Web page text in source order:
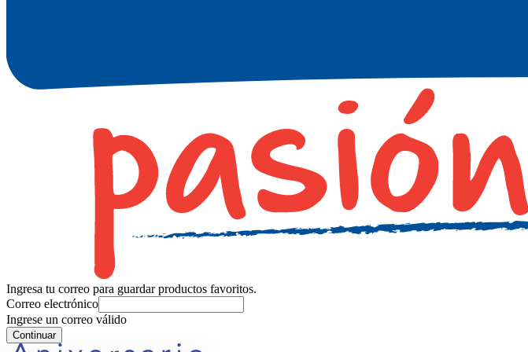
Ingresa tu correo para guardar productos favoritos.
Correo electrónico
Ingrese un correo válido
Continuar